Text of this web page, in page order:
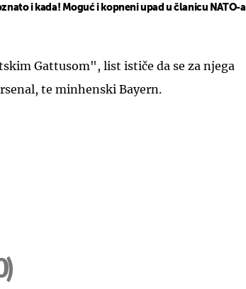
i kada! Moguć i kopneni upad u članicu NATO-a
Gattusom", list ističe da se za njega
te minhenski Bayern.